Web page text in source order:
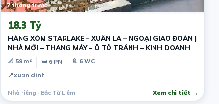
7 tháng trước
18.3 Tỷ
HÀNG XÓM STARLAKE – XUÂN LA – NGOẠI GIAO ĐOÀN |
NHÀ MỚI – THANG MÁY – Ô TÔ TRÁNH – KINH DOANH
📐 59 m² 🛏 6 PN
🚿 6 WC
📍xuan dinh
Nhà riêng · Bắc Từ Liêm Xem chi tiết →